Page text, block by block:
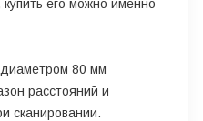
его можно именно
80 мм
расстояний и
сканировании.